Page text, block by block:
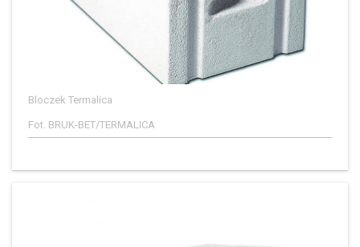
Bloczek Termalica
Fot. BRUK-BET/TERMALICA